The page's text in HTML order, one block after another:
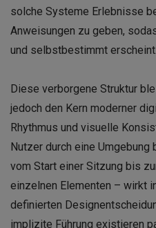
solche Systeme Erlebnisse
Anweisungen zu geben,
und selbstbestimmt erscheint.
Diese verborgene Struktur
jedoch den Kern moderner
Rhythmus und visuelle
Nutzer durch eine Umgebung
vom Start einer Sitzung bis
einzelnen Elementen – wirkt
definierten
implizite Führung existieren